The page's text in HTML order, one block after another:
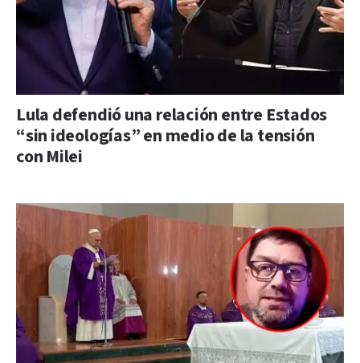
Lula defendió una relación entre Estados
“sin ideologías” en medio de la tensión
con Milei